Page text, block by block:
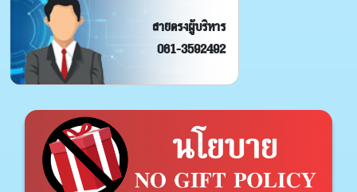
สายตรงผู้บริหาร
061-3592492